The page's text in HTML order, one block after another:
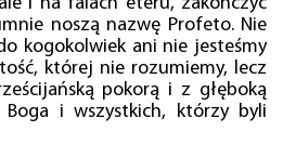
noszą nazwę Profeto. Nie
kogokolwiek ani nie jesteśmy
której nie rozumiemy, lecz
pokorą i z głęboką
Boga i wszystkich, którzy byli